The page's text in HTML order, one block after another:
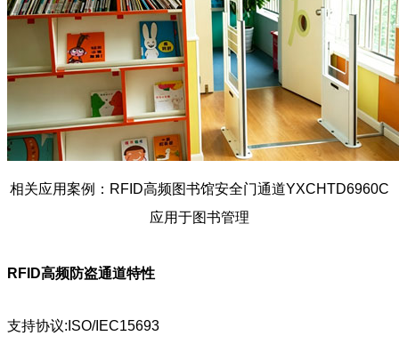
相关应用案例：RFID高频图书馆安全门通道YXCHTD6960C
应用于图书管理
RFID高频防盗通道特性
支持协议:ISO/IEC15693